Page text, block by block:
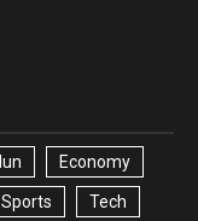
Economy
Sports Tech